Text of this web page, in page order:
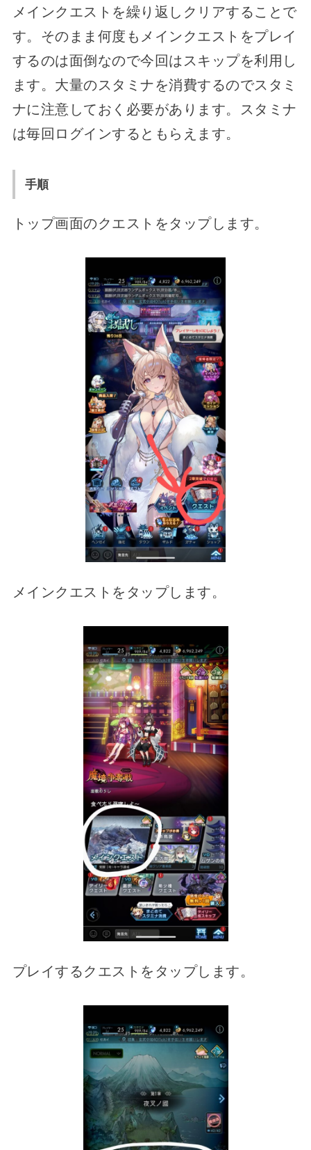
メインクエストを繰り返しクリアすることで
す。そのまま何度もメインクエストをプレイ
するのは面倒なので今回はスキップを利用し
ます。大量のスタミナを消費するのでスタミ
ナに注意しておく必要があります。スタミナ
は毎回ログインするともらえます。
手順
トップ画面のクエストをタップします。
メインクエストをタップします。
プレイするクエストをタップします。